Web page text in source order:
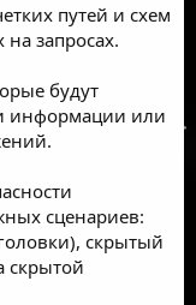
путей и схем
запросах.
будут
информации или
сценариев:
скрытый
скрытой